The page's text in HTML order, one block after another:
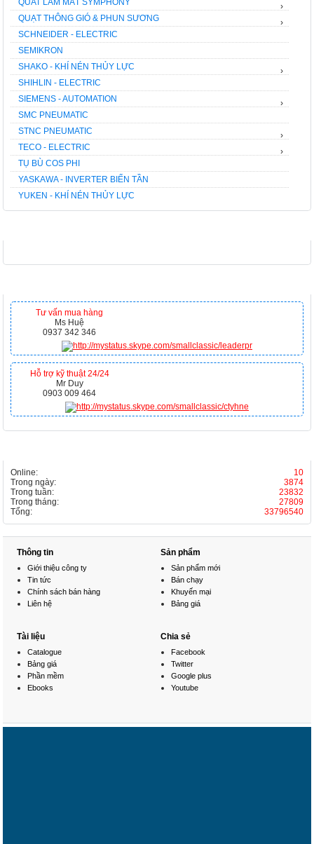
QUAT LÀM MÁT SYMPHONY
QUẠT THÔNG GIÓ & PHUN SƯƠNG
›
SCHNEIDER - ELECTRIC
›
SEMIKRON
SHAKO - KHÍ NÉN THỦY LỰC
SHIHLIN - ELECTRIC
›
SIEMENS - AUTOMATION
SMC PNEUMATIC
›
STNC PNEUMATIC
TECO - ELECTRIC
›
TỤ BÙ COS PHI
›
YASKAWA - INVERTER BIẾN TẦN
YUKEN - KHÍ NÉN THỦY LỰC
Tư vấn mua hàng
Ms Huệ
0937 342 346
Hỗ trợ kỹ thuật 24/24
Mr Duy
0903 009 464
Online:
10
Trong ngày:
3874
Trong tuần:
23832
Trong tháng:
27809
Tổng:
33796540
Thông tin
Giới thiệu công ty
Tin tức
Chính sách bán hàng
Liên hệ
Sản phẩm
Sản phẩm mới
Bán chạy
Khuyến mại
Bảng giá
Tài liệu
Catalogue
Bảng giá
Phần mềm
Ebooks
Chia sẻ
Facebook
Twitter
Google plus
Youtube